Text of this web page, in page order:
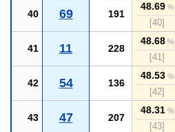
40 69 191
48.69%
[40]
41 11 228
48.68%
[41]
42 54 136
48.53%
[42]
43 47 207
48.31%
[43]